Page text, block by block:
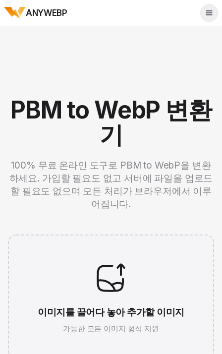
ANYWEBP
PBM to WebP 변환
기
100% 무료 온라인 도구로 PBM to WebP을 변환
하세요. 가입할 필요도 없고 서버에 파일을 업로드
할 필요도 없으며 모든 처리가 브라우저에서 이루
어집니다.
이미지를 끌어다 놓아 추가할 이미지
가능한 모든 이미지 형식 지원